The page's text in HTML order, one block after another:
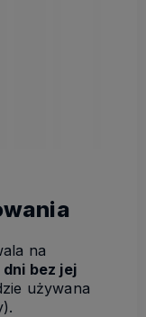
na
dni bez jej
używana